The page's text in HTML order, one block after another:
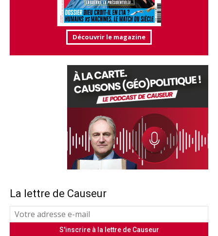
Découvrir le magazine
La lettre de Causeur